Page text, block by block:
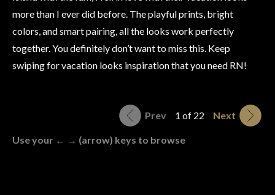
more than I ever did before. The playful prints, bright
colors, and smart pairing, all the looks work perfectly
together. You definitely don’t want to miss this. Keep
swiping for vacation looks inspiration that you need RN!
Prev 1 of 22 Next
Use your ← → (arrow) keys to browse